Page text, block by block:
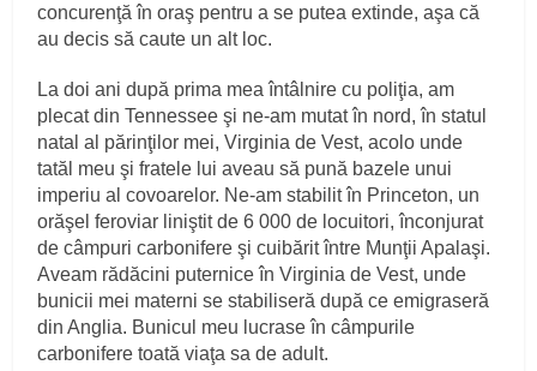
concurenţă în oraş pentru a se putea extinde, aşa că
au decis să caute un alt loc.
La doi ani după prima mea întâlnire cu poliţia, am
plecat din Tennessee şi ne‑am mutat în nord, în statul
natal al părinţilor mei, Virginia de Vest, acolo unde
tatăl meu şi fratele lui aveau să pună bazele unui
imperiu al covoarelor. Ne‑am stabilit în Princeton, un
orăşel feroviar liniştit de 6 000 de locuitori, înconjurat
de câmpuri carbonifere şi cuibărit între Munţii Apalaşi.
Aveam rădăcini puternice în Virginia de Vest, unde
bunicii mei materni se stabiliseră după ce emigraseră
din Anglia. Bunicul meu lucrase în câmpurile
carbonifere toată viaţa sa de adult.